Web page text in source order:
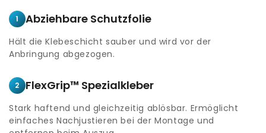
1 Abziehbare Schutzfolie
Hält die Klebeschicht sauber und wird vor der
Anbringung abgezogen.
2 FlexGrip™ Spezialkleber
Stark haftend und gleichzeitig ablösbar. Ermöglicht
einfaches Nachjustieren bei der Montage und